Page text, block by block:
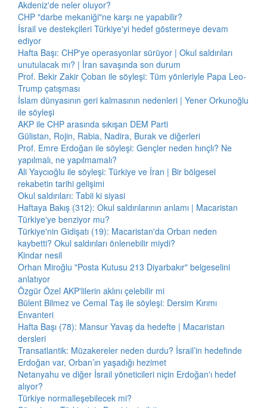
Akdeniz'de neler oluyor?
CHP "darbe mekaniği"ne karşı ne yapabilir?
İsrail ve destekçileri Türkiye'yi hedef göstermeye devam
ediyor
Hafta Başı: CHP'ye operasyonlar sürüyor | Okul saldırıları
unutulacak mı? | İran savaşında son durum
Prof. Bekir Zakir Çoban ile söyleşi: Tüm yönleriyle Papa Leo-
Trump çatışması
İslam dünyasının geri kalmasının nedenleri | Yener Orkunoğlu
ile söyleşi
AKP ile CHP arasında sıkışan DEM Parti
Gülistan, Rojin, Rabia, Nadira, Burak ve diğerleri
Prof. Emre Erdoğan ile söyleşi: Gençler neden hınçlı? Ne
yapılmalı, ne yapılmamalı?
Ali Yaycıoğlu ile söyleşi: Türkiye ve İran | Bir bölgesel
rekabetin tarihi gelişimi
Okul saldırıları: Tabii ki siyasi
Haftaya Bakış (312): Okul saldırılarının anlamı | Macaristan
Türkiye'ye benziyor mu?
Türkiye'nin Gidişatı (19): Macaristan'da Orban neden
kaybetti? Okul saldırıları önlenebilir miydi?
Kindar nesil
Orhan Miroğlu "Posta Kutusu 213 Diyarbakır" belgeselini
anlatıyor
Özgür Özel AKP'lilerin aklını çelebilir mi
Bülent Bilmez ve Cemal Taş ile söyleşi: Dersim Kırımı
Envanteri
Hafta Başı (78): Mansur Yavaş da hedefte | Macaristan
dersleri
Transatlantik: Müzakereler neden durdu? İsrail’in hedefinde
Erdoğan var, Orban’ın yaşadığı hezimet
Netanyahu ve diğer İsrail yöneticileri niçin Erdoğan'ı hedef
alıyor?
Türkiye normalleşebilecek mi?